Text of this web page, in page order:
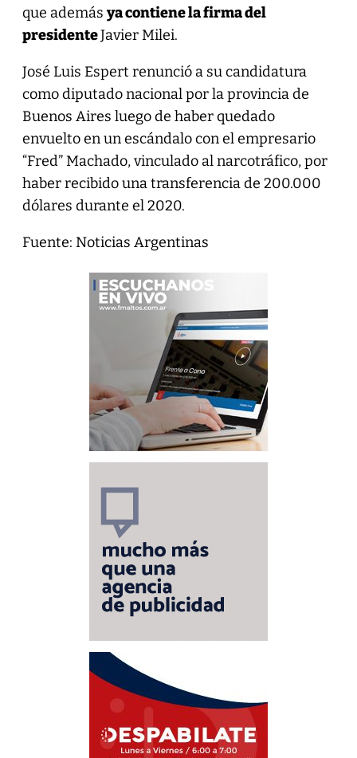
que ademásya contiene la firma del
presidenteJavier Milei.
José Luis Espert renunció a su candidatura
como diputado nacional por la provincia de
Buenos Aires luego de haber quedado
envuelto en un escándalo con el empresario
“Fred” Machado, vinculado al narcotráfico, por
haber recibido una transferencia de 200.000
dólares durante el 2020.
Fuente: Noticias Argentinas